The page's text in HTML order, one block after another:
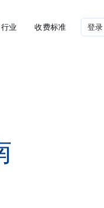
行业 收费标准 登录